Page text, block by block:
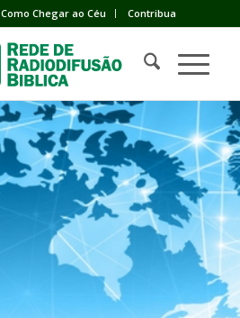
Como Chegar ao Céu Contribua